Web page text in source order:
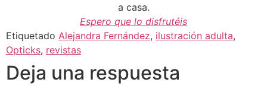
a casa.
Espero que lo disfrutéis
Etiquetado Alejandra Fernández, ilustración adulta,
Opticks, revistas
Deja una respuesta